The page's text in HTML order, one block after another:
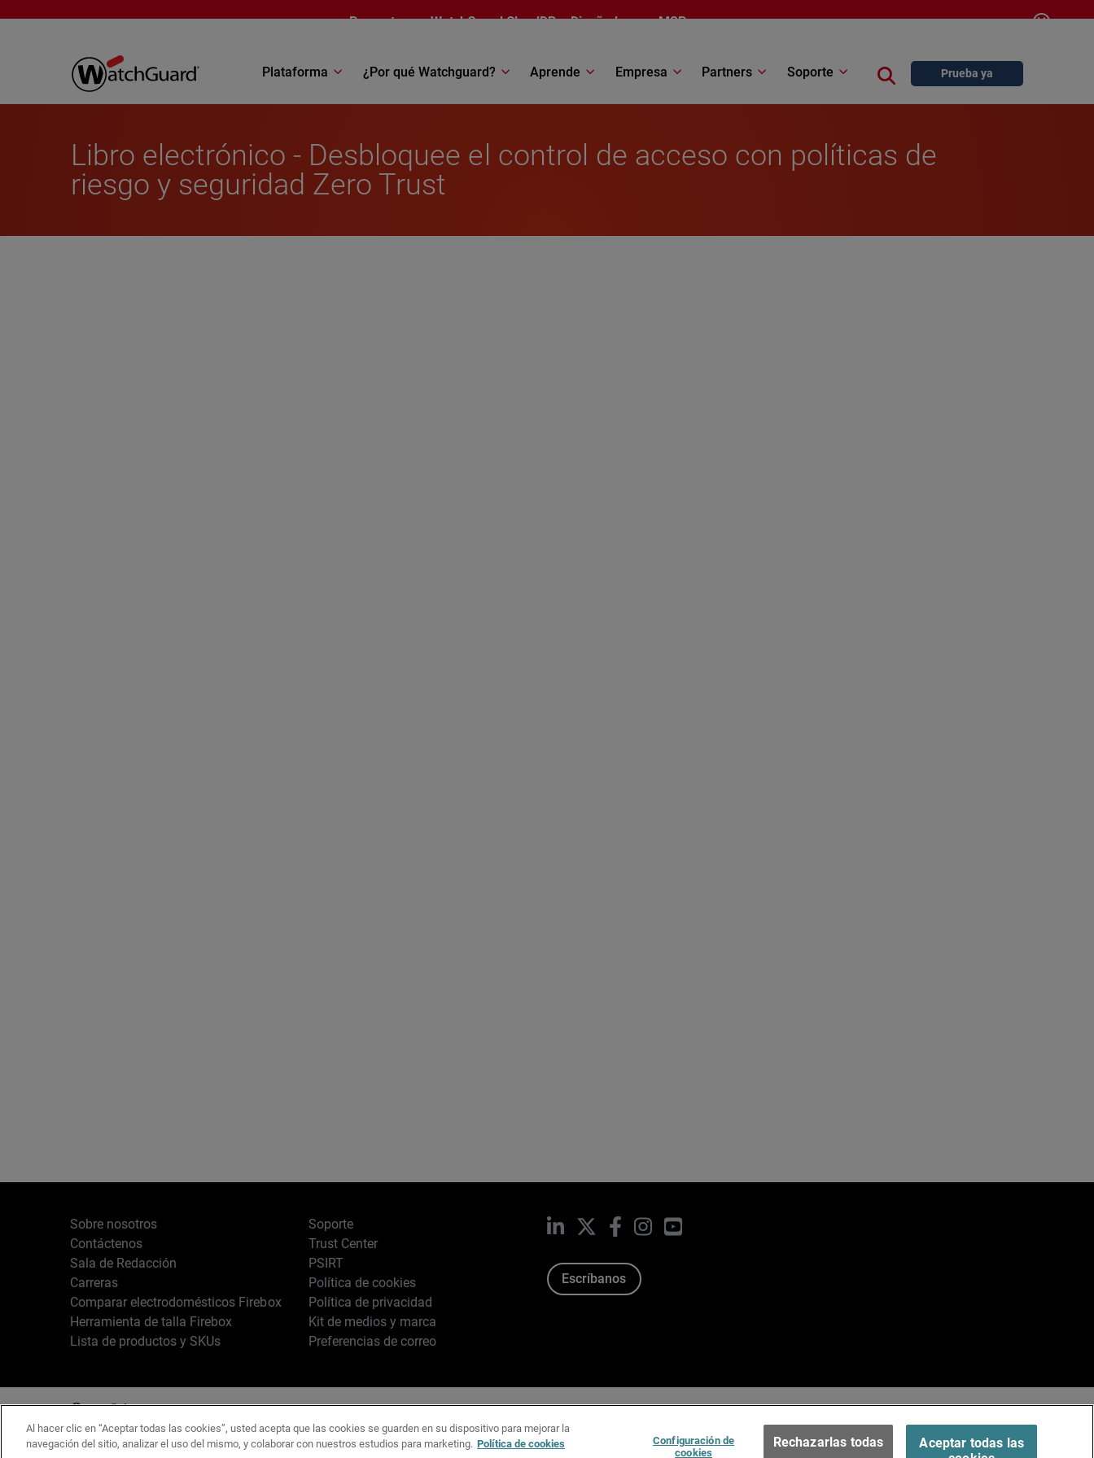
PresentamosWatchGuard CloudDR– Diseñado para MSP
Plataforma ¿Por qué Watchguard? Aprende Empresa Partners Soporte Close searchPrueba ya
Libro electrónico - Desbloquee el control de acceso con políticas de
riesgo y seguridad Zero Trust
Sobre nosotros
Contáctenos
Sala de Redacción
Carreras
Comparar electrodomésticos Firebox
Herramienta de talla Firebox
Lista de productos y SKUs
Soporte
Trust Center
PSIRT
Política de cookies
Política de privacidad
Kit de medios y marca
Preferencias de correo
LinkedIn Facebook
InstagramYouTube
Escríbanos
Español
Al hacer clic en “Aceptar todas las cookies”, usted acepta que las cookies se guarden en su dispositivo para mejorar la
navegación del sitio, analizar el uso del mismo, y colaborar con nuestros estudios para marketing. Política de cookies
Configuración de
cookies
Rechazarlas todas
Aceptar todas las